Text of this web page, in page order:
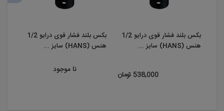
بکس بلند فشار قوی درایو 1/2
هنس (HANS) سایز ...
538,000 تومان
بکس بلند فشار قوی درایو 1/2
هنس (HANS) سایز ...
نا موجود